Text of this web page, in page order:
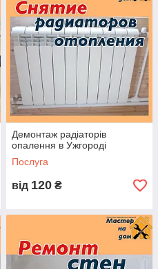
СПЕЦІАЛІСТА
Демонтаж радіаторів
опалення в Ужгороді
Послуга
від 120 ₴